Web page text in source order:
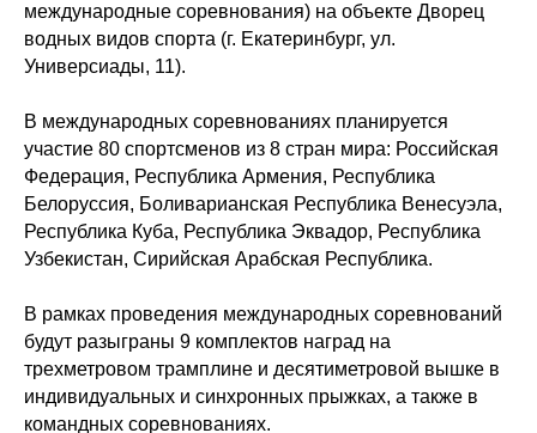
международные соревнования) на объекте Дворец
водных видов спорта (г. Екатеринбург, ул.
Универсиады, 11).
В международных соревнованиях планируется
участие 80 спортсменов из 8 стран мира: Российская
Федерация, Республика Армения, Республика
Белоруссия, Боливарианская Республика Венесуэла,
Республика Куба, Республика Эквадор, Республика
Узбекистан, Сирийская Арабская Республика.
В рамках проведения международных соревнований
будут разыграны 9 комплектов наград на
трехметровом трамплине и десятиметровой вышке в
индивидуальных и синхронных прыжках, а также в
командных соревнованиях.